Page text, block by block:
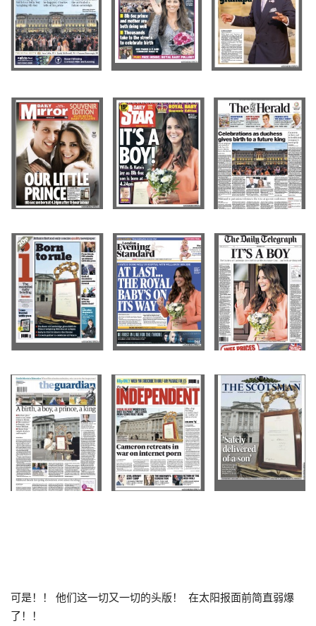
可是！！ 他们这一切又一切的头版！ 在太阳报面前简直弱爆
了！！